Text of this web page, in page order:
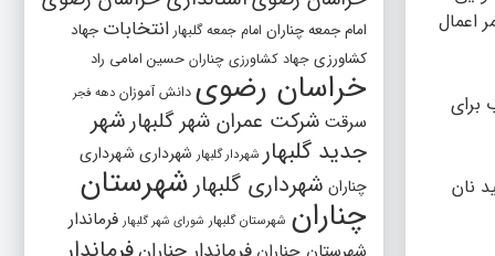
اعمال
برای
نان
امام جمعه چناران امام جمعه گلبهار انتخابات جهاد
کشاورزی جهاد کشاورزی چناران حسین امامی راد
خراسان رضوی دانش آموزان دهه فجر
سرقت شرکت عمران شهر گلبهارشهر
جدید گلبهار شهردار گلبهار شهرداری شهرداری
چناران شهرداری گلبهار شهرستان
چناران شهرستان گلبهار شورای شهر گلبهار فرماندار